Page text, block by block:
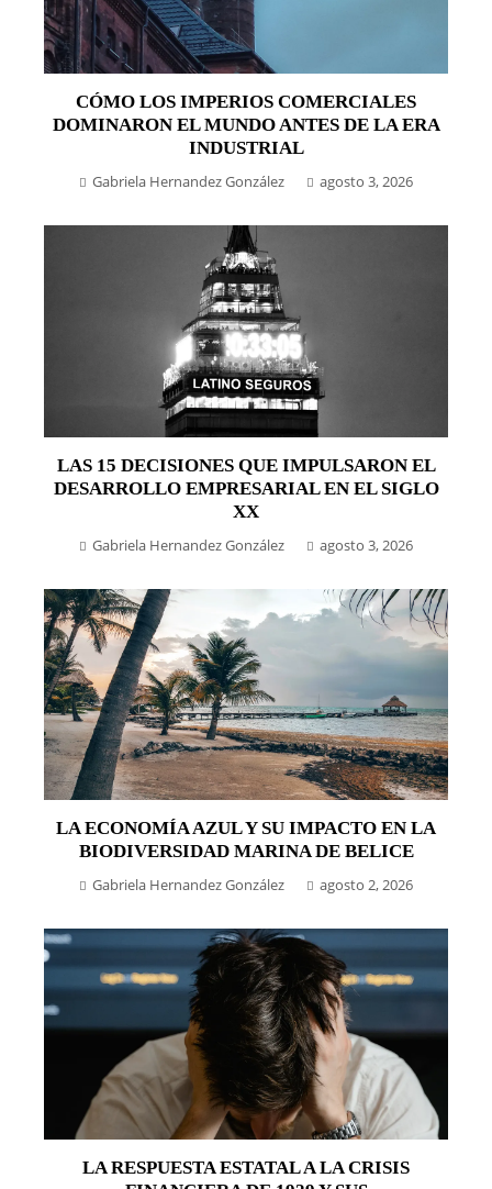
CÓMO LOS IMPERIOS COMERCIALES
DOMINARON EL MUNDO ANTES DE LA ERA
INDUSTRIAL
Gabriela Hernandez González agosto 3, 2026
LAS 15 DECISIONES QUE IMPULSARON EL
DESARROLLO EMPRESARIAL EN EL SIGLO
XX
Gabriela Hernandez González agosto 3, 2026
LA ECONOMÍA AZUL Y SU IMPACTO EN LA
BIODIVERSIDAD MARINA DE BELICE
Gabriela Hernandez González agosto 2, 2026
LA RESPUESTA ESTATAL A LA CRISIS